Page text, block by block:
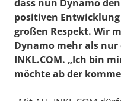
dass nun Dynamo
positiven Entwicklung
großen Respekt. Wir
Dynamo mehr als
INKL.COM. „Ich bin
möchte ab der